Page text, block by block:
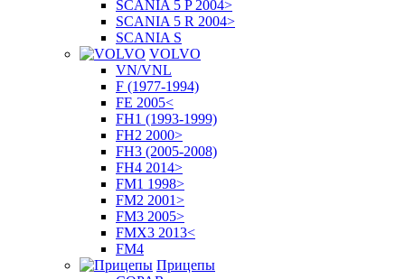
SCANIA 5 P 2004>
SCANIA 5 R 2004>
SCANIA S
VOLVO
VN/VNL
F (1977-1994)
FE 2005<
FH1 (1993-1999)
FH2 2000>
FH3 (2005-2008)
FH4 2014>
FM1 1998>
FM2 2001>
FM3 2005>
FMX3 2013<
FM4
Прицепы